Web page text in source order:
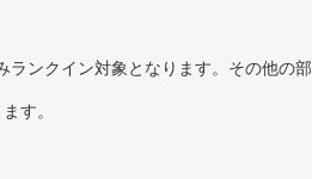
ンクイン対象となります。その他の部
す。